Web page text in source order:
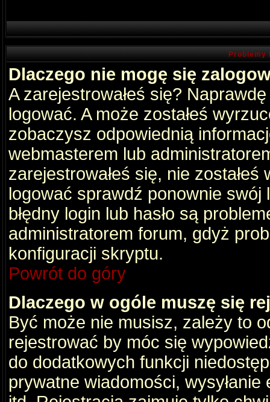
Problemy
Dlaczego nie mogę się
A zarejestrowałeś się?
logować. A może zostałeś
zobaczysz odpowiednią
webmasterem lub
zarejestrowałeś się, nie
logować sprawdź ponownie swój
błędny login lub hasło są
administratorem forum, gdyż
konfiguracji skryptu.
Powrót do góry
Dlaczego w ogóle muszę się
Być może nie musisz, zależy to
rejestrować by móc się
do dodatkowych funkcji
prywatne wiadomości,